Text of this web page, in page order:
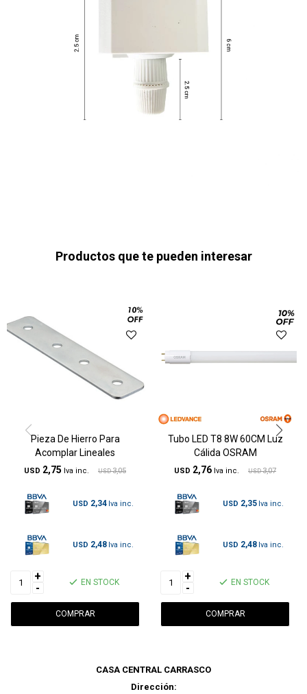
Productos que te pueden interesar
Pieza De Hierro Para
Acomplar Lineales
USD 2,75 USD 3,05
USD 2,34
USD 2,48
+
-
EN STOCK
Tubo LED T8 8W 60CM Luz
Cálida OSRAM
USD 2,76 USD 3,07
USD 2,35
USD 2,48
+
-
EN STOCK
CASA CENTRAL CARRASCO
Dirección: